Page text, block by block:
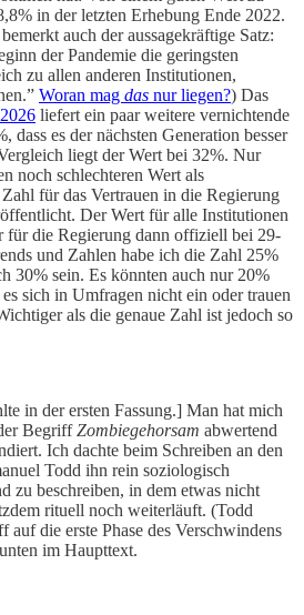
in der letzten Erhebung Ende 2022.
auch der aussagekräftige Satz:
der Pandemie die geringsten
zu allen anderen Institutionen,
Woran mag das nur liegen?) Das
liefert ein paar weitere vernichtende
dass es der nächsten Generation besser
liegt der Wert bei 32%. Nur
noch schlechteren Wert als
für das Vertrauen in die Regierung
Der Wert für alle Institutionen
für die Regierung dann offiziell bei 29-
und Zahlen habe ich die Zahl 25%
30% sein. Es könnten auch nur 20%
sich in Umfragen nicht ein oder trauen
als die genaue Zahl ist jedoch so
in der ersten Fassung.] Man hat mich
BegriffZombiegehorsam abwertend
Ich dachte beim Schreiben an den
Todd ihn rein soziologisch
zu beschreiben, in dem etwas nicht
rituell noch weiterläuft. (Todd
auf die erste Phase des Verschwindens
im Haupttext.